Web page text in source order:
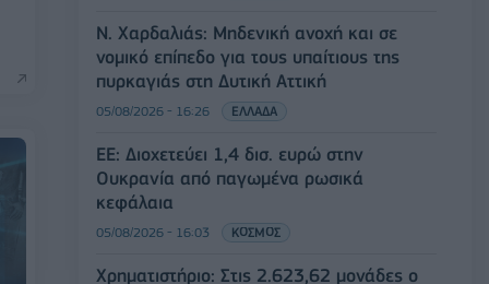
Ν. Χαρδαλιάς: Μηδενική ανοχή και σε
νομικό επίπεδο για τους υπαίτιους της
πυρκαγιάς στη Δυτική Αττική
05/08/2026 - 16:26 ΕΛΛΑΔΑ
ΕΕ: Διοχετεύει 1,4 δισ. ευρώ στην
Ουκρανία από παγωμένα ρωσικά
κεφάλαια
05/08/2026 - 16:03 ΚΟΣΜΟΣ
Χρηματιστήριο: Στις 2.623,62 μονάδες ο